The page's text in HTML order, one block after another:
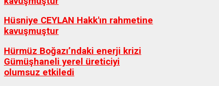
Hüsniye CEYLAN Hakk'ın rahmetine
kavuşmuştur
Hürmüz Boğazı’ndaki enerji krizi
Gümüşhaneli yerel üreticiyi
olumsuz etkiledi